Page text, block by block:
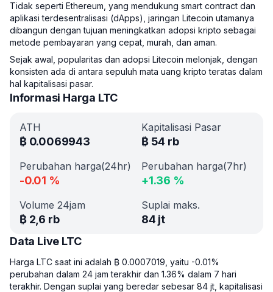
Tidak seperti Ethereum, yang mendukung smart contract dan
aplikasi terdesentralisasi (dApps), jaringan Litecoin utamanya
dibangun dengan tujuan meningkatkan adopsi kripto sebagai
metode pembayaran yang cepat, murah, dan aman.
Sejak awal, popularitas dan adopsi Litecoin melonjak, dengan
konsisten ada di antara sepuluh mata uang kripto teratas dalam
hal kapitalisasi pasar.
Informasi Harga LTC
ATH
₿ 0.0069943
Kapitalisasi Pasar
₿ 54 rb
Perubahan harga(24hr)
-0.01 %
Perubahan harga(7hr)
+1.36 %
Volume 24jam
₿ 2,6 rb
Suplai maks.
84 jt
Data Live LTC
Harga LTC saat ini adalah ₿ 0.0007019, yaitu -0.01%
perubahan dalam 24 jam terakhir dan 1.36% dalam 7 hari
terakhir. Dengan suplai yang beredar sebesar 84 jt, kapitalisasi